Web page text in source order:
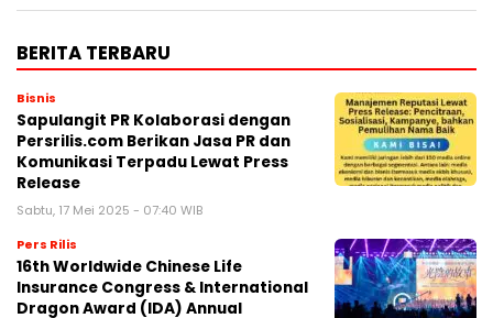
BERITA TERBARU
Bisnis
Sapulangit PR Kolaborasi dengan
Persrilis.com Berikan Jasa PR dan
Komunikasi Terpadu Lewat Press
Release
Sabtu, 17 Mei 2025 - 07:40 WIB
Pers Rilis
16th Worldwide Chinese Life
Insurance Congress & International
Dragon Award (IDA) Annual